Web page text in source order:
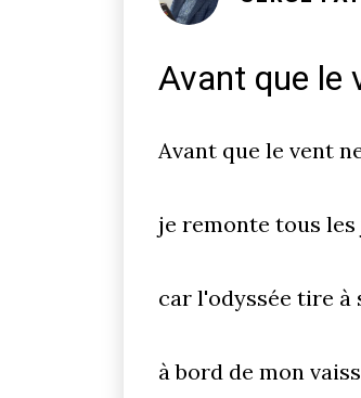
Avant que le
Avant que le vent
je remonte tous
car l'odyssée tire à
à bord de mon